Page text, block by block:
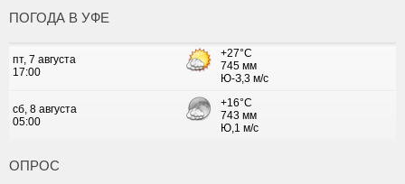
ПОГОДА В УФЕ
ОПРОС